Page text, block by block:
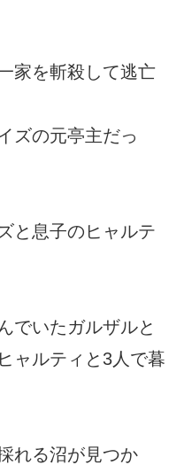
家を斬殺して逃亡
ズの元亭主だっ
と息子のヒャルテ
でいたガルザルと
ャルティと3人で暮
れる沼が見つか